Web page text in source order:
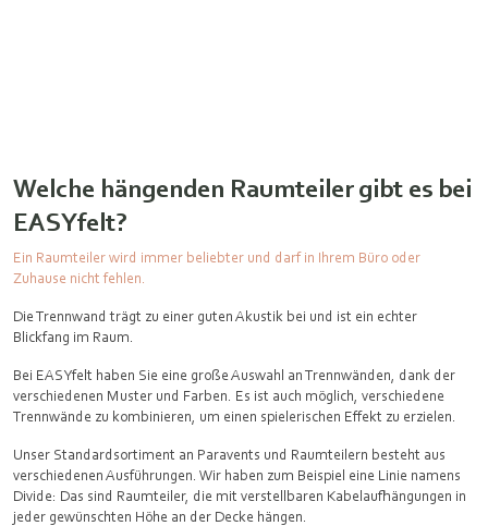
Welche hängenden Raumteiler gibt es bei
EASYfelt?
Ein Raumteiler wird immer beliebter und darf in Ihrem Büro oder
Zuhause nicht fehlen.
Die Trennwand trägt zu einer guten Akustik bei und ist ein echter
Blickfang im Raum.
Bei EASYfelt haben Sie eine große Auswahl an Trennwänden, dank der
verschiedenen Muster und Farben. Es ist auch möglich, verschiedene
Trennwände zu kombinieren, um einen spielerischen Effekt zu erzielen.
Unser Standardsortiment an Paravents und Raumteilern besteht aus
verschiedenen Ausführungen. Wir haben zum Beispiel eine Linie namens
Divide: Das sind Raumteiler, die mit verstellbaren Kabelaufhängungen in
jeder gewünschten Höhe an der Decke hängen.